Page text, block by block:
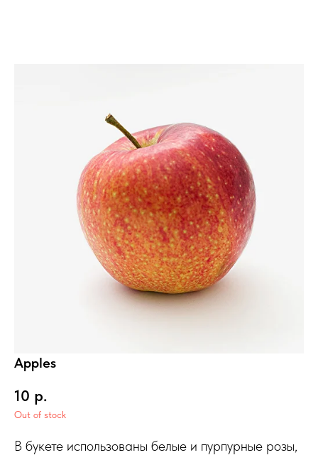
Apples
10 р.
Out of stock
В букете использованы белые и пурпурные розы,